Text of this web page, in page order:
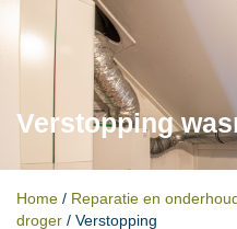
Verstopping
Home / Reparatie en onderhoud
droger / Verstopping